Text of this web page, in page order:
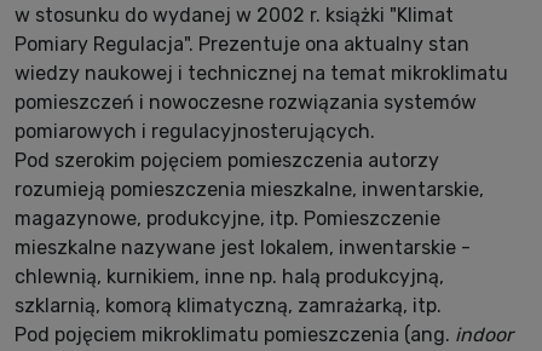
w stosunku do wydanej w 2002 r. książki "Klimat
Pomiary Regulacja". Prezentuje ona aktualny stan
wiedzy naukowej i technicznej na temat mikroklimatu
pomieszczeń i nowoczesne rozwiązania systemów
pomiarowych i regulacyjnosterujących.
Pod szerokim pojęciem pomieszczenia autorzy
rozumieją pomieszczenia mieszkalne, inwentarskie,
magazynowe, produkcyjne, itp. Pomieszczenie
mieszkalne nazywane jest lokalem, inwentarskie -
chlewnią, kurnikiem, inne np. halą produkcyjną,
szklarnią, komorą klimatyczną, zamrażarką, itp.
Pod pojęciem mikroklimatu pomieszczenia (ang. indoor